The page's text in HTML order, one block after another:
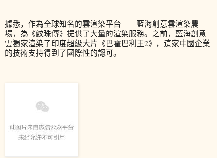
據悉，作為全球知名的雲渲染平台——藍海創意雲渲染農
場，為《鮫珠傳》提供了大量的渲染服務。之前，藍海創意
雲獨家渲染了印度超級大片《巴霍巴利王2》，這家中國企業
的技術支持得到了國際性的認可。